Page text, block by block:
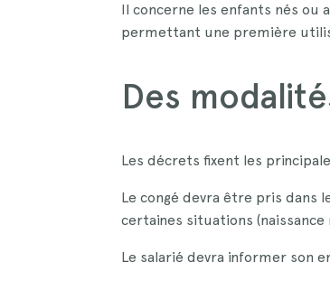
Il concerne les enfants nés ou
permettant une première
Des
Les décrets fixent les
Le congé devra être pris dans
certaines situations
Le salarié devra informer son